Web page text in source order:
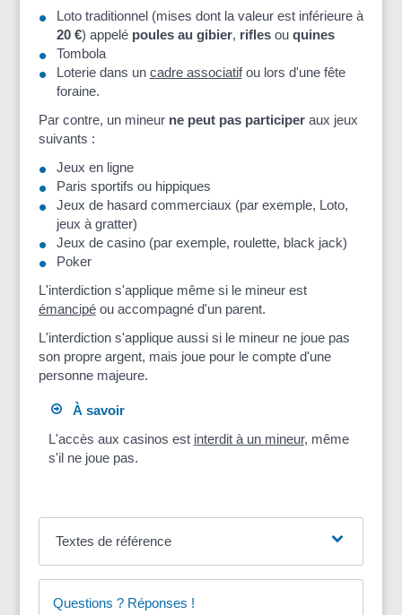
Loto traditionnel (mises dont la valeur est inférieure à
20 €) appelé poules au gibier, riflesou quines
Tombola
Loterie dans un cadre associatifou lors d'une fête
foraine.
Par contre, un mineurne peut pas participeraux jeux
suivants :
Jeux en ligne
Paris sportifs ou hippiques
Jeux de hasard commerciaux (par exemple, Loto,
jeux à gratter)
Jeux de casino (par exemple, roulette, black jack)
Poker
L'interdiction s'applique même si le mineur est
émancipéou accompagné d'un parent.
L'interdiction s'applique aussi si le mineur ne joue pas
son propre argent, mais joue pour le compte d'une
personne majeure.
À savoir
L'accès aux casinos est interdit à un mineur, même
s'il ne joue pas.
Textes de référence
Questions ? Réponses !